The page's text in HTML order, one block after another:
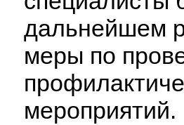
дальнейшем
меры по
мероприятий.